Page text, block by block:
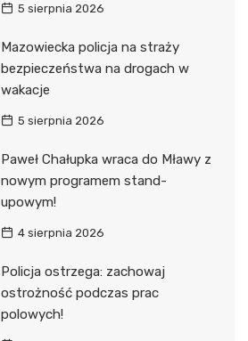
5 sierpnia 2026
Mazowiecka policja na straży
bezpieczeństwa na drogach w
wakacje
5 sierpnia 2026
Paweł Chałupka wraca do Mławy z
nowym programem stand-
upowym!
4 sierpnia 2026
Policja ostrzega: zachowaj
ostrożność podczas prac
polowych!